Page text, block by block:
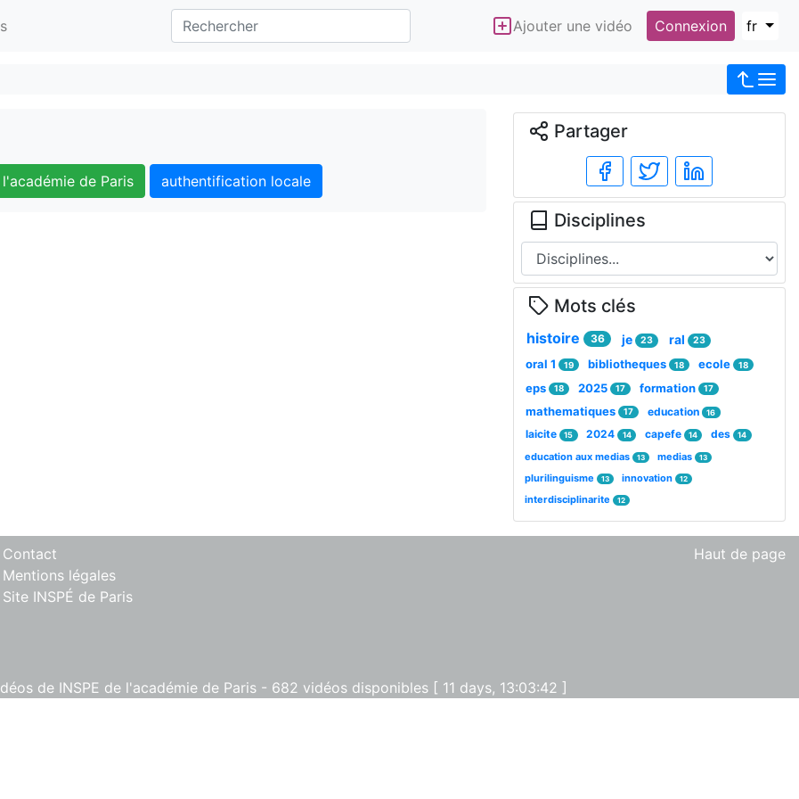
Ajouter une vidéo Connexion fr
de Paris authentification locale
Partager
Disciplines
Mots clés
histoire 36 je 23 ral 23
oral 1 19 bibliotheques 18 ecole 18
eps 18 2025 17 formation 17
mathematiques 17 education 16
laicite 15 2024 14 capefe 14 des 14
education aux medias 13 medias 13
plurilinguisme 13 innovation 12
interdisciplinarite 12
Haut de page
légales
INSPÉ de Paris
de INSPE de l'académie de Paris - 682 vidéos disponibles [ 11 days, 13:03:42 ]